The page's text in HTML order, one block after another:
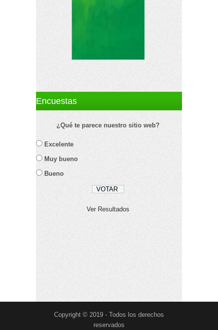
Encuestas
¿Qué te parece nuestro sitio web?
Excelente
Muy bueno
Bueno
Ver Resultados
Copyright © 2019 - Todos los derechos
reservados